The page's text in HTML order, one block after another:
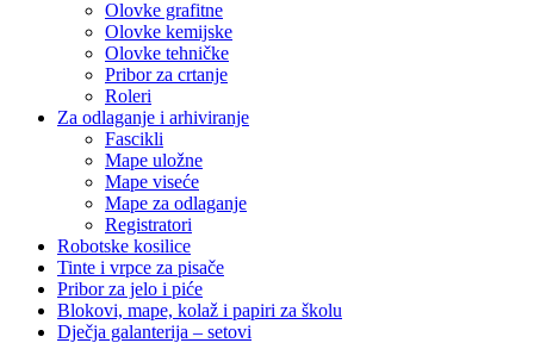
Olovke grafitne
Olovke kemijske
Olovke tehničke
Pribor za crtanje
Roleri
Za odlaganje i arhiviranje
Fascikli
Mape uložne
Mape viseće
Mape za odlaganje
Registratori
Robotske kosilice
Tinte i vrpce za pisače
Pribor za jelo i piće
Blokovi, mape, kolaž i papiri za školu
Dječja galanterija – setovi